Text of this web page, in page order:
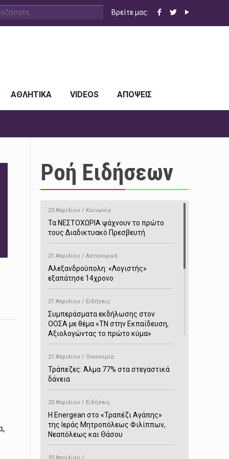
Βρείτε μας:
ΑΘΛΗΤΙΚΑ VIDEOS ΑΠΟΨΕΙΣ
Ροή Ειδήσεων
23 Απριλίου / Κοινωνία
Τα ΝΕΣΤΟΧΩΡΙΑ ψάχνουν το πρώτο
τους Διαδικτυακό Πρεσβευτή
21 Απριλίου / Αστυνομικά
Αλεξανδρούπολη: «Λογιστής»
εξαπάτησε 14χρονο
21 Απριλίου / Ειδήσεις
Συμπεράσματα εκδήλωσης στον
ΟΟΣΑ με θέμα «ΤΝ στην Εκπαίδευση,
Αξιολογώντας το πρώτο κύμα»
21 Απριλίου / Οικονομία
Τράπεζες: Άλμα 77% στα στεγαστικά
δάνεια
20 Απριλίου / Ειδήσεις
H Energean στο «Τραπέζι Αγάπης»
της Ιεράς Μητροπόλεως Φιλίππων,
Νεαπόλεως και Θάσου